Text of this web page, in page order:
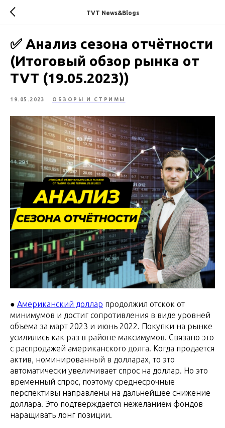
TVT News&Blogs
✅ Анализ сезона отчётности
(Итоговый обзор рынка от
TVT (19.05.2023))
19.05.2023 ОБЗОРЫ И СТРИМЫ
● Американский доллар продолжил отскок от
минимумов и достиг сопротивления в виде уровней
объема за март 2023 и июнь 2022. Покупки на рынке
усилились как раз в районе максимумов. Связано это
с распродажей американского долга. Когда продается
актив, номинированный в долларах, то это
автоматически увеличивает спрос на доллар. Но это
временный спрос, поэтому среднесрочные
перспективы направлены на дальнейшее снижение
доллара. Это подтверждается нежеланием фондов
наращивать лонг позиции.